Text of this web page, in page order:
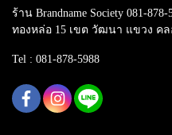
ร้าน Brandname Society 081-
ทองหล่อ 15 เขต วัฒนา แขวง คล
Tel : 081-878-5988